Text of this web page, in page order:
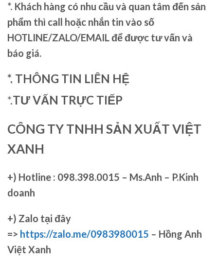
*. Khách hàng có nhu cầu và quan tâm đến sản
phẩm thì call hoặc nhắn tin vào số
HOTLINE/ZALO/EMAIL để được tư vấn và
báo giá.
*. THÔNG TIN LIÊN HỆ
*.TƯ VẤN TRỰC TIẾP
CÔNG TY TNHH SẢN XUẤT VIỆT
XANH
+) Hotline : 098.398.0015 – Ms.Anh – P.Kinh
doanh
+) Zalo tại đây
=> https://zalo.me/0983980015 – Hồng Anh
Việt Xanh